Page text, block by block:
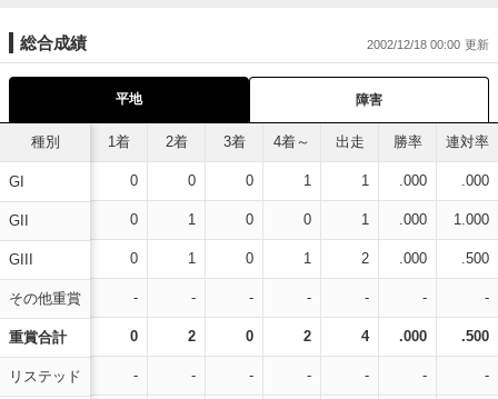
総合成績 2002/12/18 00:00
平地 障害
種別
GI
GII
GIII
その他重賞
重賞合計
リステッド
1着 2着 3着 4着～ 出走 勝率 連対率
0 0 0 1 1 .000 .000
0 1 0 0 1 .000 1.000
0 1 0 1 2 .000 .500
- - - - - - -
0 2 0 2 4 .000 .500
- - - - - - -